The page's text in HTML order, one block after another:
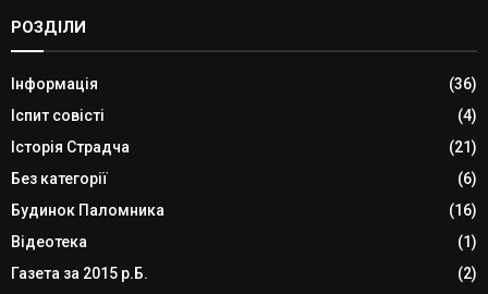
РОЗДІЛИ
Інформація
(36)
Іспит совісті
(4)
Історія Страдча
(21)
Без категорії
(6)
Будинок Паломника
(16)
Відеотека
(1)
Газета за 2015 р.Б.
(2)